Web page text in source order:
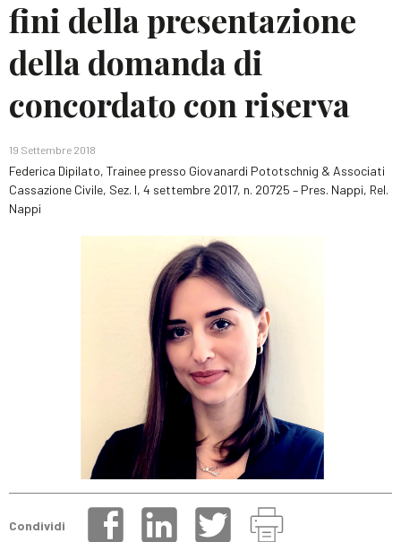
fini della presentazione
della domanda di
concordato con riserva
19 Settembre 2018
Federica Dipilato, Trainee presso Giovanardi Pototschnig & Associati
Cassazione Civile, Sez. I, 4 settembre 2017, n. 20725 – Pres. Nappi, Rel.
Nappi
Condividi